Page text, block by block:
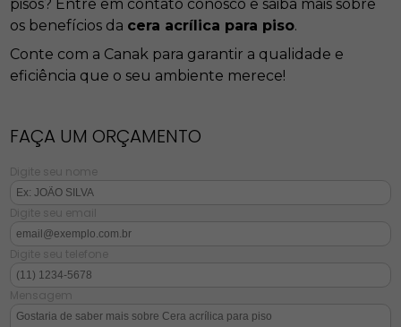
pisos? Entre em contato conosco e saiba mais sobre
os benefícios da cera acrílica para piso.
Conte com a Canak para garantir a qualidade e
eficiência que o seu ambiente merece!
FAÇA UM ORÇAMENTO
Digite seu nome
Digite seu email
Digite seu telefone
Mensagem